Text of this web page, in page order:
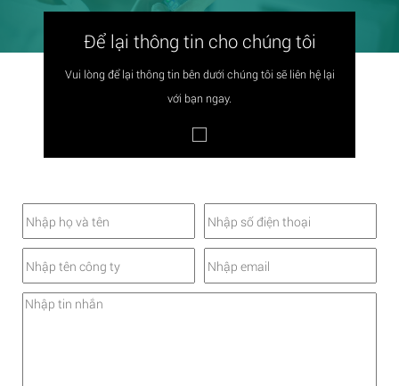
Để lại thông tin cho chúng tôi
Vui lòng để lại thông tin bên dưới chúng tôi sẽ liên hệ lại
với bạn ngay.